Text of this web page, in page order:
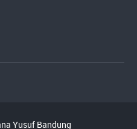
Yusuf Bandung